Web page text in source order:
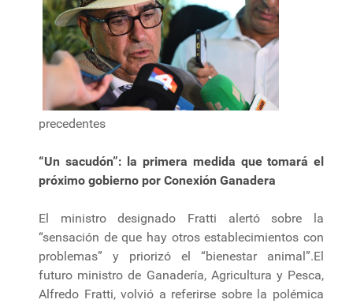
precedentes
“Un sacudón”: la primera medida que tomará el
próximo gobierno por Conexión Ganadera
El ministro designado Fratti alertó sobre la
“sensación de que hay otros establecimientos con
problemas” y priorizó el “bienestar animal”.El
futuro ministro de Ganadería, Agricultura y Pesca,
Alfredo Fratti, volvió a referirse sobre la polémica